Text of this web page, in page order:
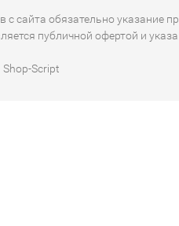
с сайта обязательно указание
публичной офертой и
Script